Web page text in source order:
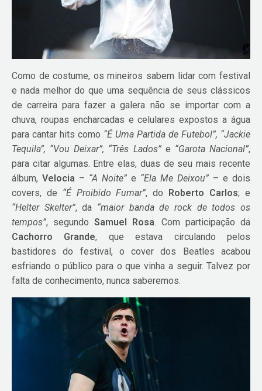
Como de costume, os mineiros sabem lidar com festival
e nada melhor do que uma sequência de seus clássicos
de carreira para fazer a galera não se importar com a
chuva, roupas encharcadas e celulares expostos a água
para cantar hits como “É Uma Partida de Futebol”, “Jackie
Tequila”, “Vou Deixar”, “Três Lados”e “Garota Nacional”,
para citar algumas. Entre elas, duas de seu mais recente
álbum, Velocia – “A Noite”e “Ela Me Deixou”– e dois
covers, de “É Proibido Fumar”, do Roberto Carlos; e
“Helter Skelter”, da “maior banda de rock de todos os
tempos”, segundo Samuel Rosa. Com participação da
Cachorro Grande, que estava circulando pelos
bastidores do festival, o cover dos Beatles acabou
esfriando o público para o que vinha a seguir. Talvez por
falta de conhecimento, nunca saberemos.